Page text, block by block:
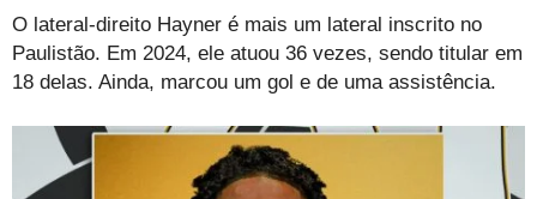
O lateral-direito Hayner é mais um lateral inscrito no
Paulistão. Em 2024, ele atuou 36 vezes, sendo titular em
18 delas. Ainda, marcou um gol e de uma assistência.